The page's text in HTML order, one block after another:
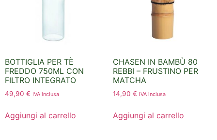
BOTTIGLIA PER TÈ
FREDDO 750ML CON
FILTRO INTEGRATO
49,90 € IVA inclusa
Aggiungi al carrello
CHASEN IN BAMBÙ 80
REBBI – FRUSTINO PER
MATCHA
14,90 € IVA inclusa
Aggiungi al carrello